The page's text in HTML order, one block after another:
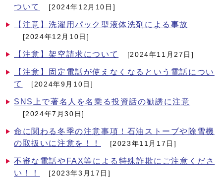
ついて
[2024年12月10日]
【注意】洗濯用パック型液体洗剤による事故
[2024年12月10日]
【注意】架空請求について [2024年11月27日]
【注意】固定電話が使えなくなるという電話につい
て
[2024年9月10日]
SNS上で著名人を名乗る投資話の勧誘に注意
[2024年7月30日]
命に関わる冬季の注意事項！石油ストーブや除雪機
の取扱いに注意を！！
[2023年11月17日]
不審な電話やFAX等による特殊詐欺にご注意くださ
い！！
[2023年3月17日]